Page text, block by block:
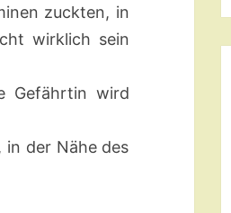
zuckten, in
wirklich sein
Gefährtin wird
der Nähe des